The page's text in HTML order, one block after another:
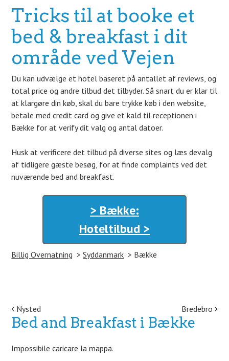
Tricks til at booke et
bed & breakfast i dit
område ved Vejen
Du kan udvælge et hotel baseret på antallet af reviews, og
total price og andre tilbud det tilbyder. Så snart du er klar til
at klargøre din køb, skal du bare trykke køb i den website,
betale med credit card og give et kald til receptionen i
Bække for at verify dit valg og antal datoer.
Husk at verificere det tilbud på diverse sites og læs devalg
af tidligere gæste besøg, for at finde complaints ved det
nuværende bed and breakfast.
> Bække:
Hoteltilbud >
Billig Overnatning Syddanmark Bække
Post navigation
Nysted Bredebro
Bed and Breakfast i Bække
Impossibile caricare la mappa.